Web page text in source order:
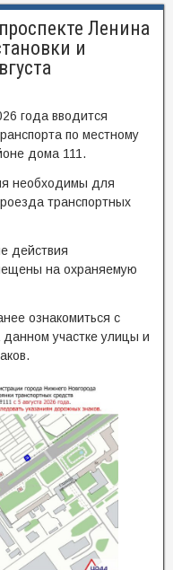
Ленина
и
года вводится
по местному
дома 111.
необходимы для
транспортных
действия
на охраняемую
ознакомиться с
участке улицы и